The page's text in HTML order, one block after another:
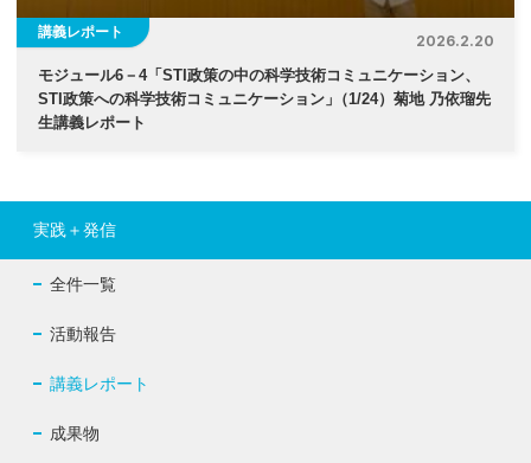
講義レポート
2026.2.20
モジュール6－4「STI政策の中の科学技術コミュニケーション、
STI政策への科学技術コミュニケーション」 （1/24）菊地 乃依瑠先
生講義レポート
実践＋発信
全件一覧
活動報告
講義レポート
成果物